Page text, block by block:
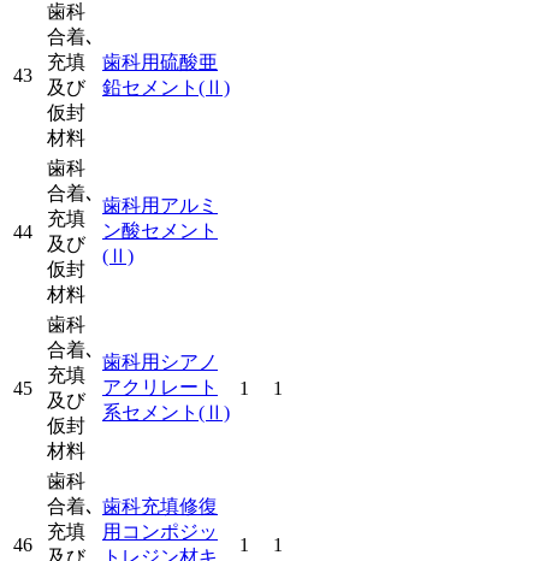
43
歯科
合着､
充填
及び
仮封
材料
歯科用硫酸亜
鉛セメント (Ⅱ)
44
歯科
合着､
充填
及び
仮封
材料
歯科用アルミ
ン酸セメント
(Ⅱ)
45
歯科
合着､
充填
及び
仮封
材料
歯科用シアノ
アクリレート
系セメント (Ⅱ)
1 1
46
歯科
合着､
充填
歯科充填修復
用コンポジッ
1 1